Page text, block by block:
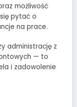
możliwość
pytać o
na prace.
administrację z
— to
i zadowolenie